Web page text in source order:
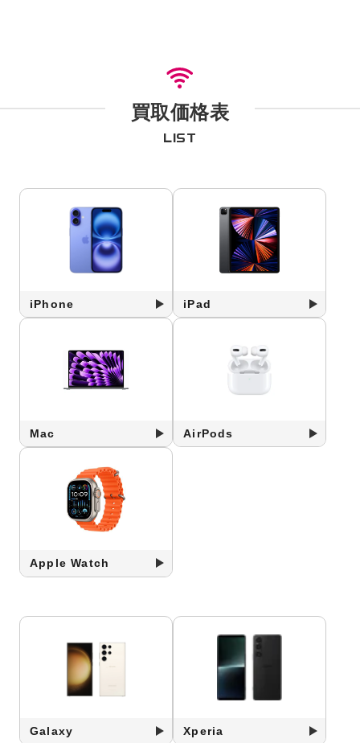
買取価格表
LIST
iPhone iPad
Mac AirPods
Apple Watch
Galaxy Xperia